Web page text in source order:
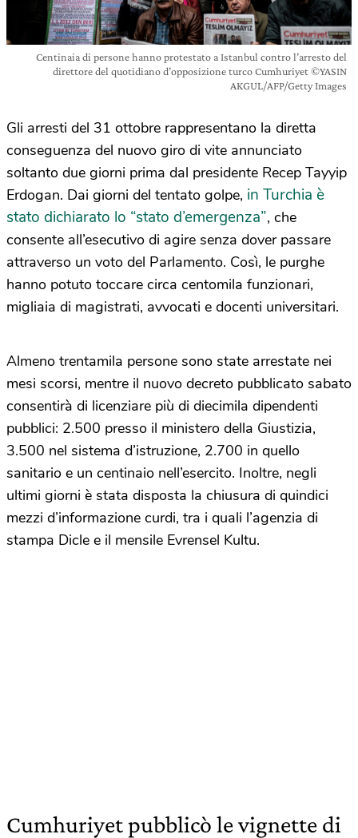
Centinaia di persone hanno protestato a Istanbul contro l’arresto del
direttore del quotidiano d’opposizione turco Cumhuriyet ©YASIN
AKGUL/AFP/Getty Images
Gli arresti del 31 ottobre rappresentano la diretta
conseguenza del nuovo giro di vite annunciato
soltanto due giorni prima dal presidente Recep Tayyip
Erdogan. Dai giorni del tentato golpe, in Turchia è
stato dichiarato lo “stato d’emergenza”, che
consente all’esecutivo di agire senza dover passare
attraverso un voto del Parlamento. Così, le purghe
hanno potuto toccare circa centomila funzionari,
migliaia di magistrati, avvocati e docenti universitari.
Almeno trentamila persone sono state arrestate nei
mesi scorsi, mentre il nuovo decreto pubblicato sabato
consentirà di licenziare più di diecimila dipendenti
pubblici: 2.500 presso il ministero della Giustizia,
3.500 nel sistema d’istruzione, 2.700 in quello
sanitario e un centinaio nell’esercito. Inoltre, negli
ultimi giorni è stata disposta la chiusura di quindici
mezzi d’informazione curdi, tra i quali l’agenzia di
stampa Dicle e il mensile Evrensel Kultu.
Cumhuriyet pubblicò le vignette di